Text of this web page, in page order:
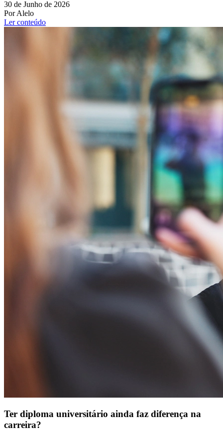
30 de Junho de 2026
Por Alelo
Ler conteúdo
Ter diploma universitário ainda faz diferença na
carreira?